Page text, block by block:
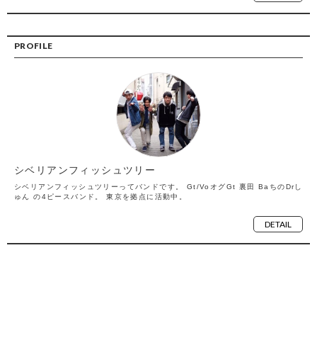
PROFILE
シベリアンフィッシュツリー
シベリアンフィッシュツリーってバンドです。 Gt/VoオグGt 裏田 BaちのDrし
ゅん の4ピースバンド。 東京を拠点に活動中。
DETAIL